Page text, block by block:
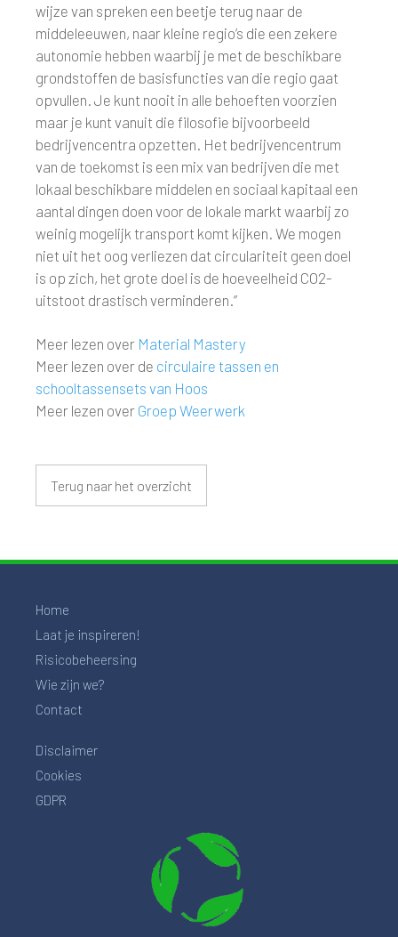
wijze van spreken een beetje terug naar de
middeleeuwen, naar kleine regio’s die een zekere
autonomie hebben waarbij je met de beschikbare
grondstoffen de basisfuncties van die regio gaat
opvullen. Je kunt nooit in alle behoeften voorzien
maar je kunt vanuit die filosofie bijvoorbeeld
bedrijvencentra opzetten. Het bedrijvencentrum
van de toekomst is een mix van bedrijven die met
lokaal beschikbare middelen en sociaal kapitaal een
aantal dingen doen voor de lokale markt waarbij zo
weinig mogelijk transport komt kijken. We mogen
niet uit het oog verliezen dat circulariteit geen doel
is op zich, het grote doel is de hoeveelheid CO2-
uitstoot drastisch verminderen.”
Meer lezen over Material Mastery
Meer lezen over de circulaire tassen en
schooltassensets van Hoos
Meer lezen over Groep Weerwerk
Terug naar het overzicht
Home
Laat je inspireren!
Risicobeheersing
Wie zijn we?
Contact
Disclaimer
Cookies
GDPR